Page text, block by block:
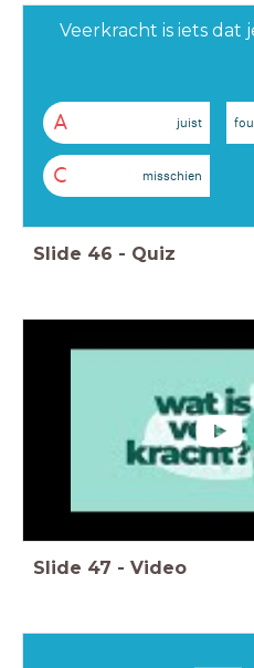
Veerkracht is iets dat
A juist
C misschien
Slide 46 - Quiz
Slide 47 - Video